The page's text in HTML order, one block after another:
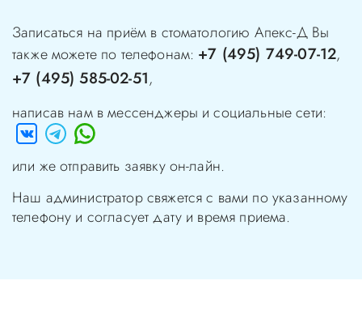
Записаться на приём в стоматологию Апекс-ДВы
также можете по телефонам: +7 (495) 749-07-12,
+7 (495) 585-02-51,
написав нам в мессенджеры и социальные сети:
или же отправить заявку он-лайн.
Наш администратор свяжется с вами по указанному
телефону и согласует дату и время приема.